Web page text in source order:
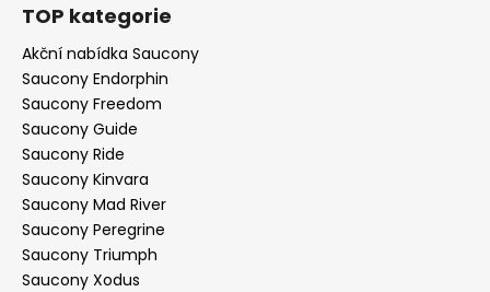
TOP kategorie
Akční nabídka Saucony
Saucony Endorphin
Saucony Freedom
Saucony Guide
Saucony Ride
Saucony Kinvara
Saucony Mad River
Saucony Peregrine
Saucony Triumph
Saucony Xodus